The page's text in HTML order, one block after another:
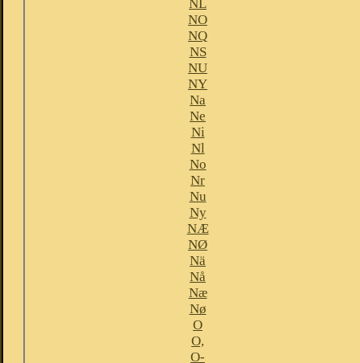
NL
NO
NQ
NS
NU
NY
Na
Ne
Ni
Nl
No
Nr
Nu
Ny
NÆ
NØ
Nä
Nå
Næ
Nø
O
O,
O-